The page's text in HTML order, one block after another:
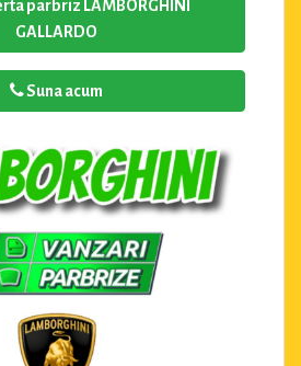
parbriz LAMBORGHINI
GALLARDO
Suna acum